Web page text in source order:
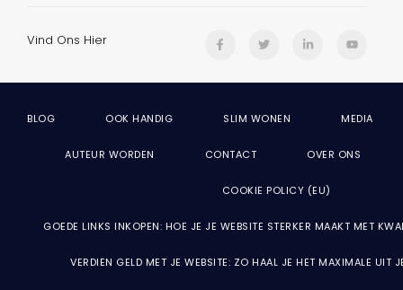
Vind Ons Hier
BLOG OOK HANDIG SLIM WONEN MEDIA
AUTEUR WORDEN CONTACT OVER ONS
COOKIE POLICY (EU)
GOEDE LINKS INKOPEN: HOE JE JE WEBSITE STERKER MAAKT MET
VERDIEN GELD MET JE WEBSITE: ZO HAAL JE HET MAXIMALE UIT